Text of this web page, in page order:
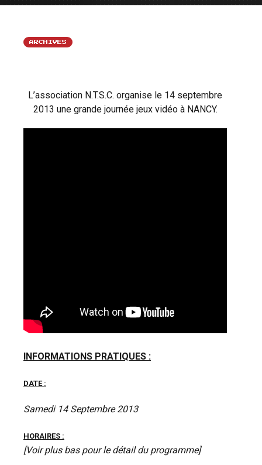
ARCHIVES
L’association N.T.S.C. organise le 14 septembre
2013 une grande journée jeux vidéo à NANCY.
INFORMATIONS PRATIQUES :
DATE :
Samedi 14 Septembre 2013
HORAIRES :
[Voir plus bas pour le détail du programme]